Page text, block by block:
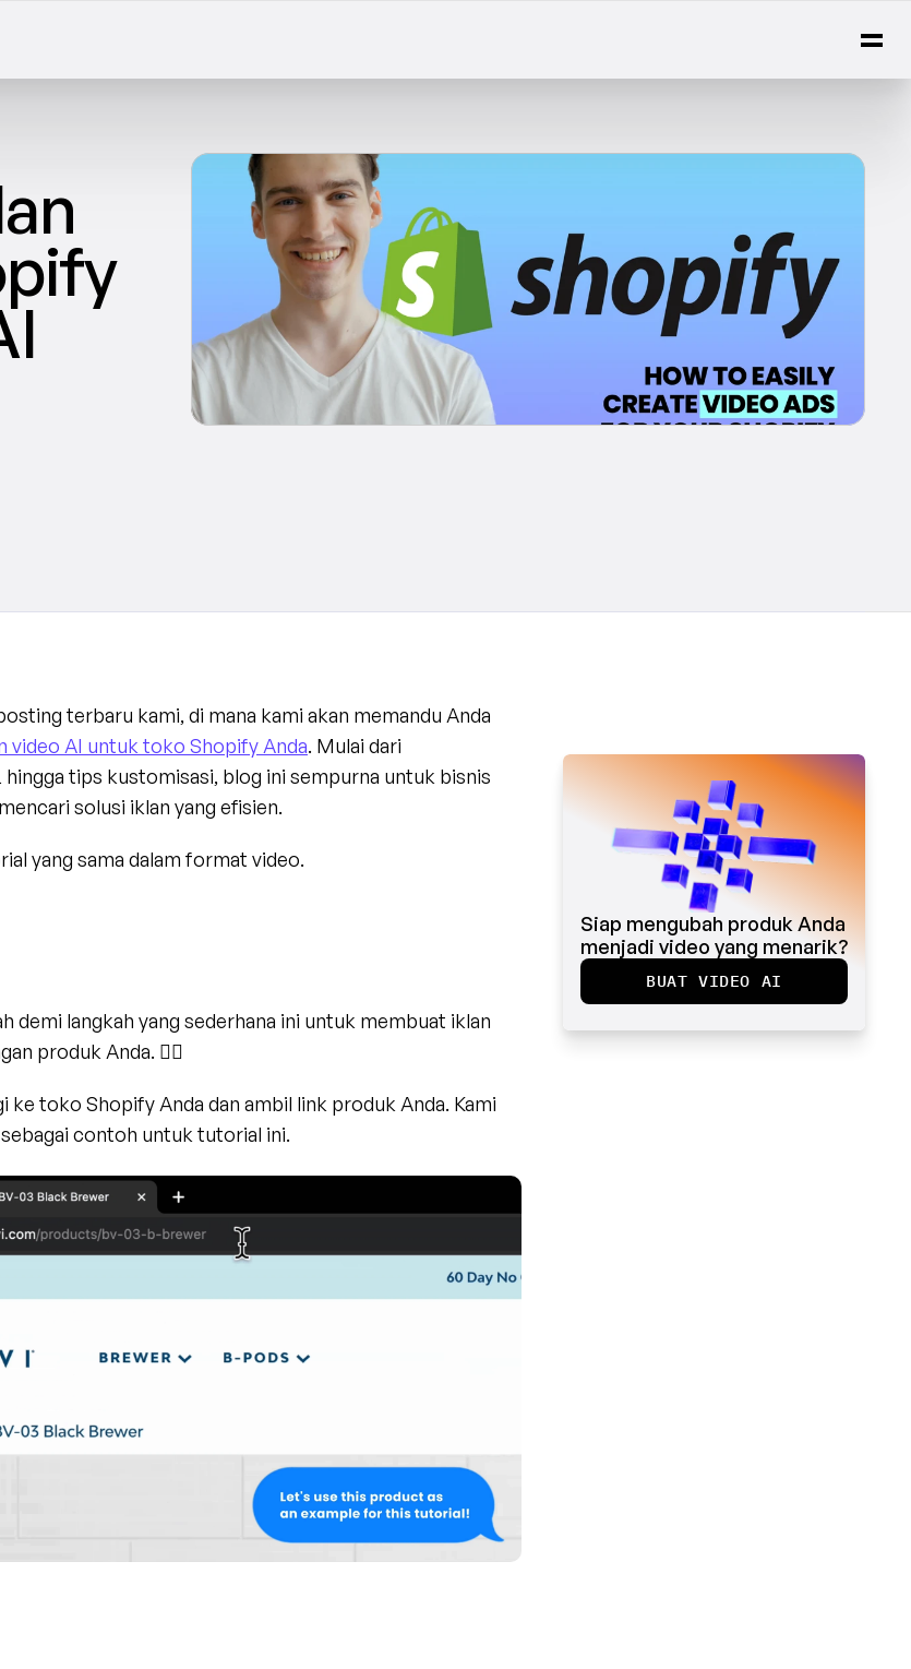
terbaru kami, di mana kami akan memandu Anda
video AI untuk toko Shopify Anda. Mulai dari
hingga tips kustomisasi, blog ini sempurna untuk bisnis
solusi iklan yang efisien.
yang sama dalam format video.
demi langkah yang sederhana ini untuk membuat iklan
produk Anda. 👇🏻
ke toko Shopify Anda dan ambil link produk Anda. Kami
contoh untuk tutorial ini.
Siap mengubah produk Anda
menjadi video yang menarik?
BUAT VIDEO AI